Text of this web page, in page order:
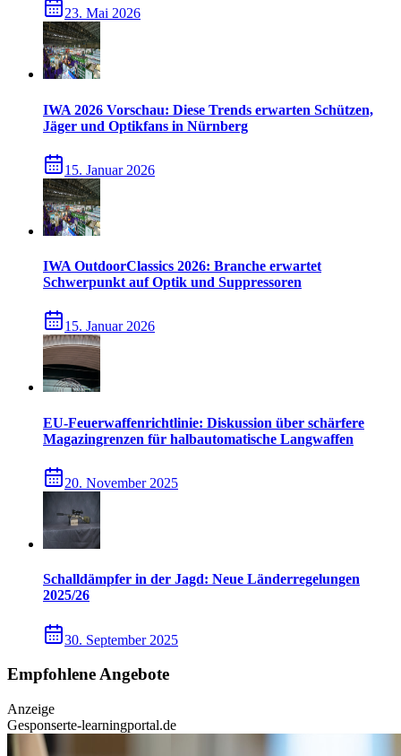
23. Mai 2026
IWA 2026 Vorschau: Diese Trends erwarten Schützen,
Jäger und Optikfans in Nürnberg
15. Januar 2026
IWA OutdoorClassics 2026: Branche erwartet
Schwerpunkt auf Optik und Suppressoren
15. Januar 2026
EU-Feuerwaffenrichtlinie: Diskussion über schärfere
Magazingrenzen für halbautomatische Langwaffen
20. November 2025
Schalldämpfer in der Jagd: Neue Länderregelungen
2025/26
30. September 2025
Empfohlene Angebote
Anzeige
Gesponserte-learningportal.de